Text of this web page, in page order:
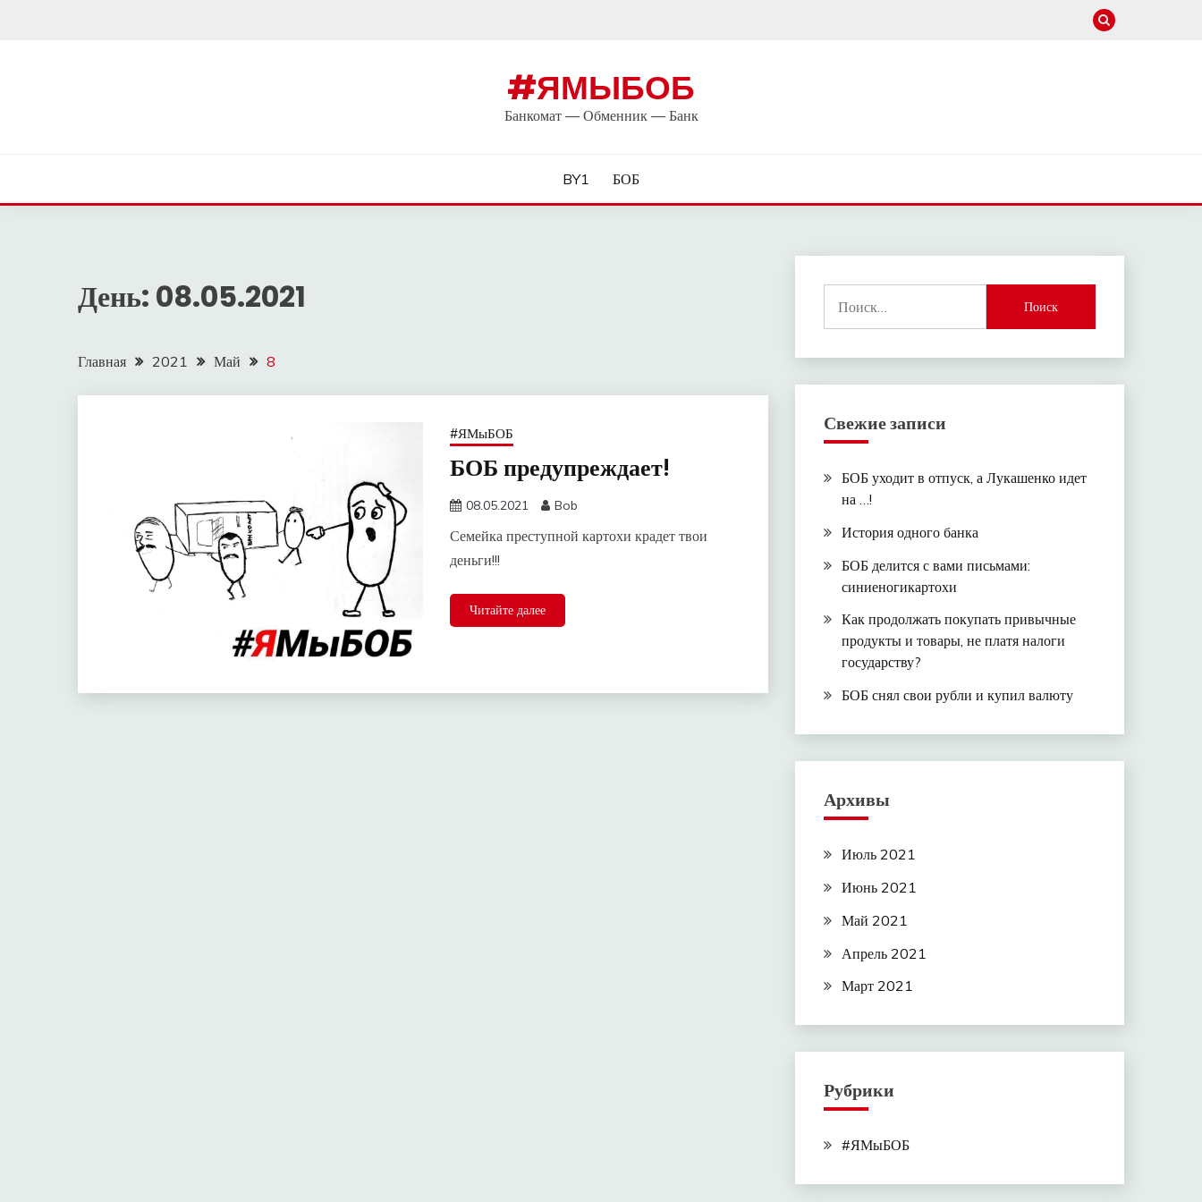
#ЯМЫБОБ
Банкомат — Обменник — Банк
BY1 БОБ
День: 08.05.2021
Главная 2021 Май 8
#ЯМыБОБ
БОБ предупреждает!
08.05.2021 Bob
Семейка преступной картохи крадет твои
деньги!!!
Читайте далее
Свежие записи
БОБ уходит в отпуск, а Лукашенко идет
на …!
История одного банка
БОБ делится с вами письмами:
синиеногикартохи
Как продолжать покупать привычные
продукты и товары, не платя налоги
государству?
БОБ снял свои рубли и купил валюту
Архивы
Июль 2021
Июнь 2021
Май 2021
Апрель 2021
Март 2021
Рубрики
#ЯМыБОБ